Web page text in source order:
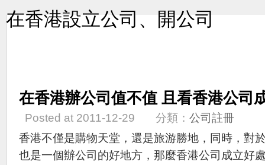
在香港設立公司、開公司
在香港辦公司值不值 且看香港公司
Posted at 2011-12-29 分類： 公司註冊
香港不僅是購物天堂，還是旅游勝地，同時，對
也是一個辦公司的好地方，那麼香港公司成立好